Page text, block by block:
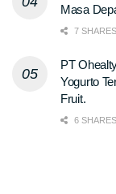
Masa
7 SHARES
PT
Yogurto
Fruit.
6 SHARES